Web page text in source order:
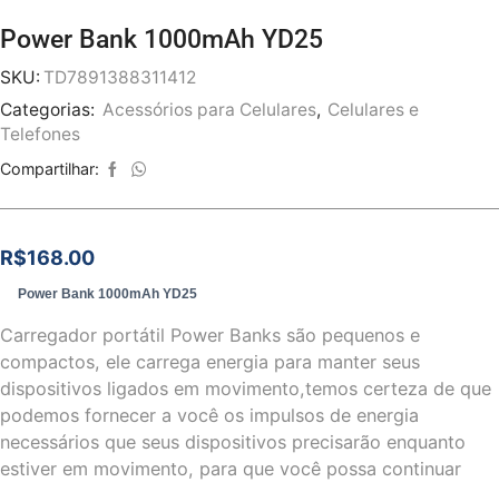
Power Bank 1000mAh YD25
SKU: TD7891388311412
Categorias: Acessórios para Celulares, Celulares e
Telefones
Compartilhar:
R$168.00
Power Bank 1000mAh YD25
Carregador portátil Power Banks são pequenos e
compactos, ele carrega energia para manter seus
dispositivos ligados em movimento,temos certeza de que
podemos fornecer a você os impulsos de energia
necessários que seus dispositivos precisarão enquanto
estiver em movimento, para que você possa continuar